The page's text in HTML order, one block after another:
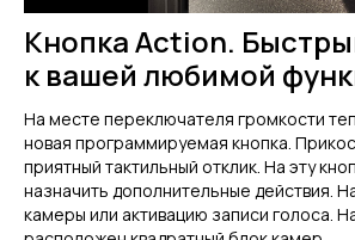
Кнопка Action.
к вашей любимой
На месте переключателя громкости
новая программируемая кнопка.
приятный тактильный отклик. На эту
назначить дополнительные действия.
камеры или активацию записи голоса.